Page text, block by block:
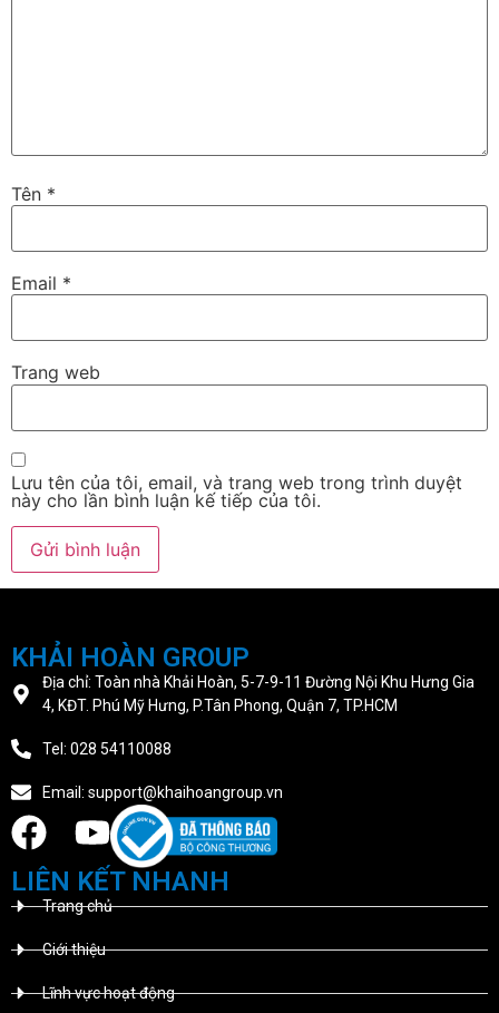
Tên *
Email *
Trang web
Lưu tên của tôi, email, và trang web trong trình duyệt
này cho lần bình luận kế tiếp của tôi.
KHẢI HOÀN GROUP
Địa chỉ: Toàn nhà Khải Hoàn, 5-7-9-11 Đường Nội Khu Hưng Gia
4, KĐT. Phú Mỹ Hưng, P.Tân Phong, Quận 7, TP.HCM
Tel: 028 54110088
Email: support@khaihoangroup.vn
LIÊN KẾT NHANH
Trang chủ
Giới thiệu
Lĩnh vực hoạt động